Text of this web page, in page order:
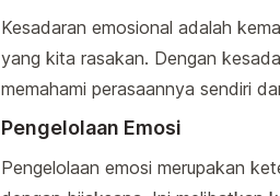
Kesadaran emosional adalah
yang kita rasakan. Dengan
memahami perasaannya sendiri
Pengelolaan Emosi
Pengelolaan emosi merupakan